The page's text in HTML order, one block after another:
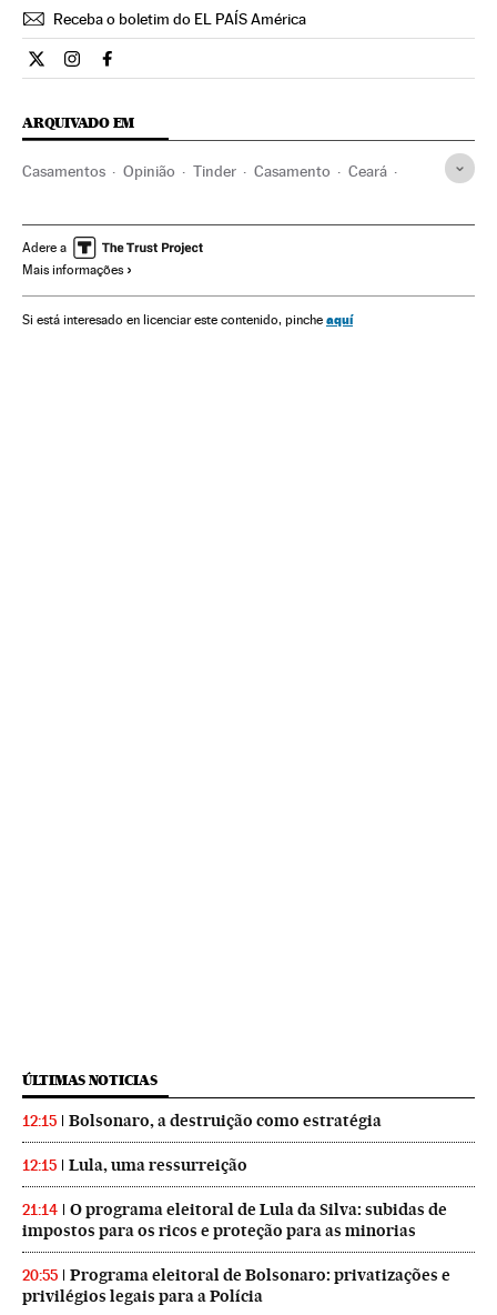
Receba o boletim do EL PAÍS América
Opiniao El País Brasil en Twitter
Opiniao El País Brasil en Instagram
Opiniao El País Brasil en Facebook
ARQUIVADO EM
Casamentos Opinião Tinder Casamento Ceará
América Casal Aplicativos relacionamentos
Redes sociais
Telecomunicações Comunicações Sexo Sexualidade
Adere a
Mais informações
Si está interesado en licenciar este contenido, pinche aquí
ÚLTIMAS NOTICIAS
12:15 Bolsonaro, a destruição como estratégia
12:15 Lula, uma ressurreição
21:14
O programa eleitoral de Lula da Silva: subidas de
impostos para os ricos e proteção para as minorias
20:55
Programa eleitoral de Bolsonaro: privatizações e
privilégios legais para a Polícia